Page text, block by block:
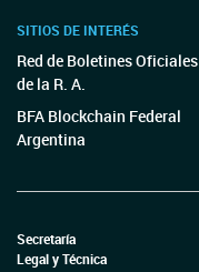
SITIOS DE INTERÉS
Red de Boletines Oficiales
de la R. A.
BFA Blockchain Federal
Argentina
Secretaría
Legal y Técnica